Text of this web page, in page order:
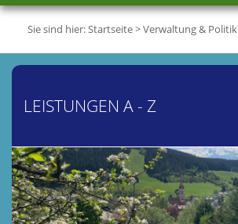
Sie sind hier:Startseite>Verwaltung & Politik
LEISTUNGEN A - Z